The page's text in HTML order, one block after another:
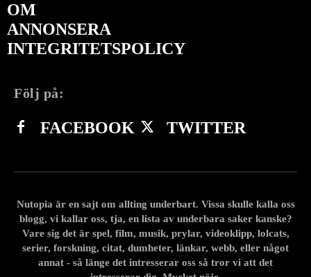
OM
ANNONSERA
INTEGRITETSPOLICY
Följ på:
FACEBOOK TWITTER
Nutopia är en sajt om allting underbart. Vissa skulle kalla oss
blogg, vi kallar oss, tja, en lista av underbara saker kanske?
Vare sig det är spel, film, musik, prylar, videoklipp, lolcats,
serier, forskning, citat, dumheter, länkar, webb, eller något
annat - så länge det intresserar oss så tror vi att det